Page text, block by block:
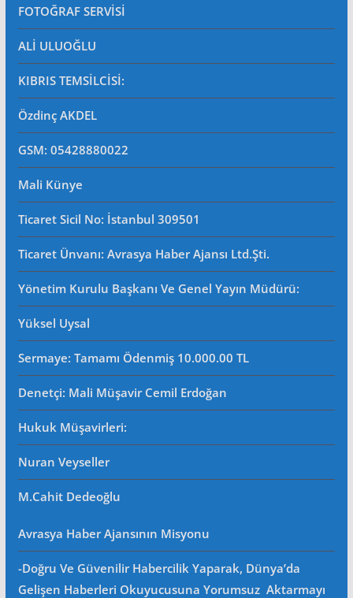
FOTOĞRAF SERVİSİ
ALİ ULUOĞLU
KIBRIS TEMSİLCİSİ:
Özdinç AKDEL
GSM: 05428880022
Mali Künye
Ticaret Sicil No: İstanbul 309501
Ticaret Ünvanı: Avrasya Haber Ajansı Ltd.Şti.
Yönetim Kurulu Başkanı Ve Genel Yayın Müdürü:
Yüksel Uysal
Sermaye: Tamamı Ödenmiş 10.000.00 TL
Denetçi: Mali Müşavir Cemil Erdoğan
Hukuk Müşavirleri:
Nuran Veyseller
M.Cahit Dedeoğlu
Avrasya Haber Ajansının Misyonu
-Doğru Ve Güvenilir Habercilik Yaparak, Dünya’da
Gelişen Haberleri Okuyucusuna Yorumsuz Aktarmayı